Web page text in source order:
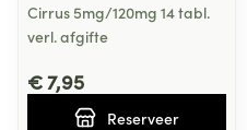
Cirrus 5mg/120mg 14 tabl.
verl. afgifte
€ 7,95
Reserveer